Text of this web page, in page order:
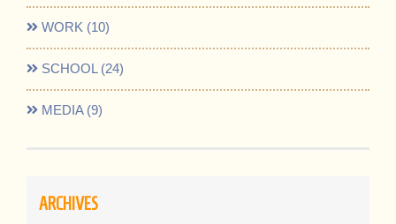
WORK (10)
SCHOOL (24)
MEDIA (9)
ARCHIVES